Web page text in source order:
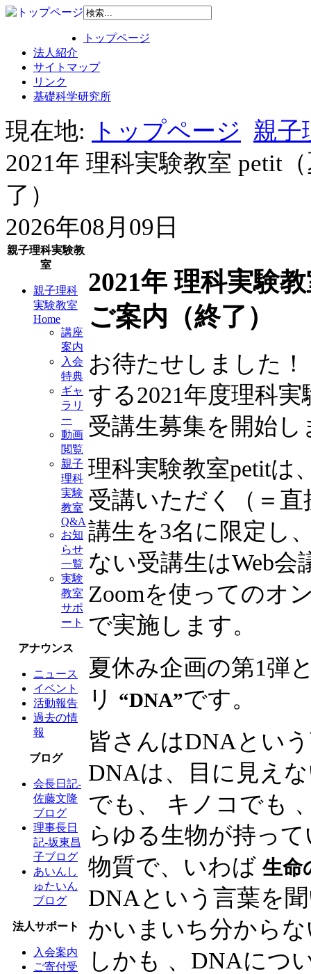
トップページ
法人紹介
サイトマップ
リンク
基礎科学研究所
現在地: トップページ 親子
2021年 理科実験教室 petit
了）
2026年08月09日
親子理科実験教
室
親子理科
実験教室
Home
講座
案内
入会
特典
ギャ
ラリ
ー
動画
閲覧
親子
理科
実験
教室
Q&A
お知
らせ
一覧
実験
教室
サポ
ート
アナウンス
ニュース
イベント
活動報告
過去の情
報
ブログ
会長日記-
佐藤文隆
ブログ
理事長日
記-坂東昌
子ブログ
あいんし
ゅたいん
ブログ
法人サポート
入会案内
ご寄付受
2021年 理科実験
ご案内（終了）
お待たせしました
する2021年度理科実
受講生募集を開始し
理科実験教室petitは
受講いただく（＝
講生を3名に限定し
ない受講生はWeb会
Zoomを使ってのオ
で実施します。
夏休み企画の第1弾
リ “DNA”です。
皆さんはDNAとい
DNAは、目に見え
でも、 キノコでも
らゆる生物が持っ
物質で、いわば生命
DNAという言葉を
かいまいち分から
しかも 、DNAにつ